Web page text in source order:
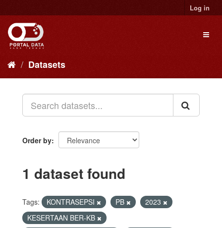
to
content
Log in
Datasets
Order by
1 dataset found
Tags: KONTRASEPSI PB
2023
KESERTAAN BER-KB